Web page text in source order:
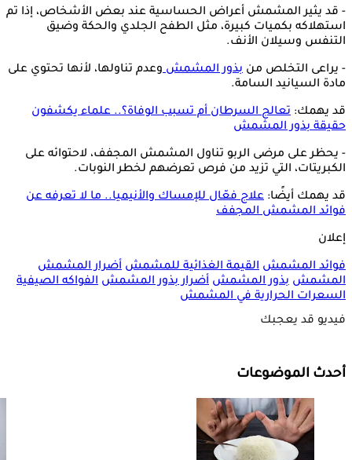
- قد يثير المشمش أعراض الحساسية عند بعض الأشخاص، إذا تم
استهلاكه بكميات كبيرة، مثل الطفح الجلدي والحكة وضيق
التنفس وسيلان الأنف.
- يراعى التخلص من بذور المشمشوعدم تناولها، لأنها تحتوي على
مادة السيانيد السامة.
قد يهمك: تعالج السرطان أم تسبب الوفاة؟.. علماء يكشفون
حقيقة بذور المشمش
- يحظر على مرضى الربو تناول المشمش المجفف، لاحتوائه على
الكبريتات، التي تزيد من فرص تعرضهم لخطر النوبات.
قد يهمك أيضًا: علاج فعّال للإمساك والأنيميا.. ما لا تعرفه عن
فوائد المشمش المجفف
إعلان
فوائد المشمش القيمة الغذائية للمشمش أضرار المشمش
المشمش بذور المشمش أضرار بذور المشمش الفواكه الصيفية
السعرات الحرارية في المشمش
فيديو قد يعجبك
أحدث الموضوعات